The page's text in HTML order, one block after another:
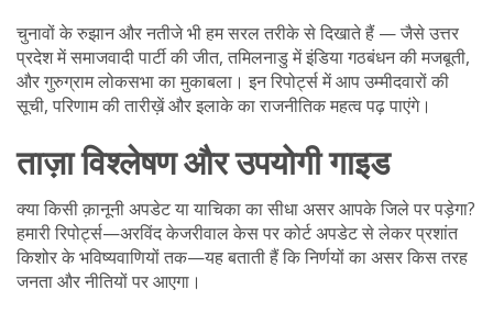
चुनावों के रुझान और नतीजे भी हम सरल तरीके से दिखाते हैं — जैसे उत्तर
प्रदेश में समाजवादी पार्टी की जीत, तमिलनाडु में इंडिया गठबंधन की मजबूती,
और गुरुग्राम लोकसभा का मुकाबला। इन रिपोर्ट्स में आप उम्मीदवारों की
सूची, परिणाम की तारीख़ें और इलाके का राजनीतिक महत्व पढ़ पाएंगे।
ताज़ा विश्लेषण और उपयोगी गाइड
क्या किसी क़ानूनी अपडेट या याचिका का सीधा असर आपके जिले पर पड़ेगा?
हमारी रिपोर्ट्स—अरविंद केजरीवाल केस पर कोर्ट अपडेट से लेकर प्रशांत
किशोर के भविष्यवाणियों तक—यह बताती हैं कि निर्णयों का असर किस तरह
जनता और नीतियों पर आएगा।